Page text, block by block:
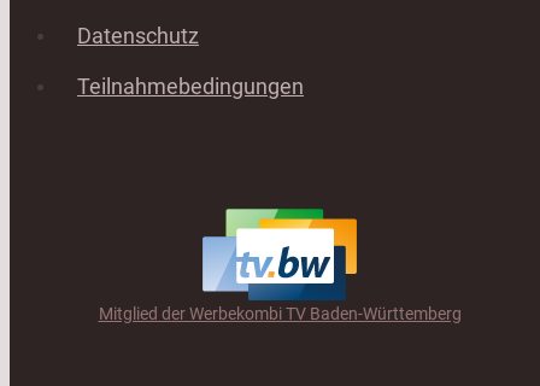
Datenschutz
Teilnahmebedingungen
Mitglied der Werbekombi TV Baden-Württemberg